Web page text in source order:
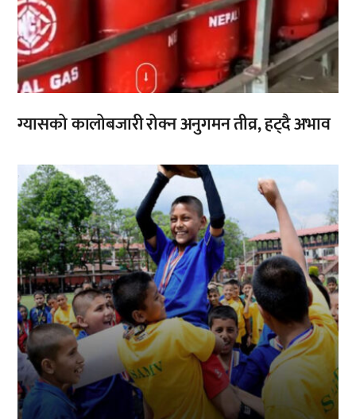
ग्यासको कालोबजारी रोक्न अनुगमन तीव्र, हट्दै अभाव
,